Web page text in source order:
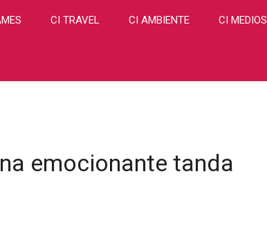
CI TRAVEL CI AMBIENTE CI MEDIOS
emocionante tanda